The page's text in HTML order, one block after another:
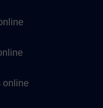
online